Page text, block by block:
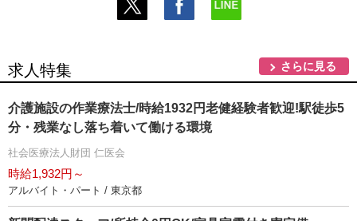
求人特集 さらに見る
介護施設の作業療法士/時給1932円老健経験者歓迎!駅徒歩5
分・残業なし落ち着いて働ける環境
社会医療法人財団 仁医会
時給1,932円～
アルバイト・パート / 東京都